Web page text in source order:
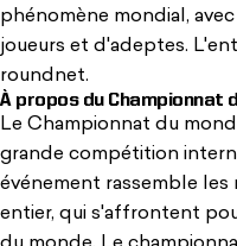
phénomène mondial,
joueurs et d'adeptes.
roundnet.
À propos du Championnat
Le Championnat du
grande compétition
événement rassemble
entier, qui s'affrontent